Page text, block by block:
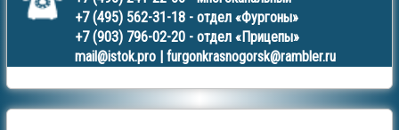
+7 (495) 562-31-18 - отдел «Фургоны»
+7 (903) 796-02-20 - отдел «Прицепы»
mail@istok.pro
furgonkrasnogorsk@rambler.ru